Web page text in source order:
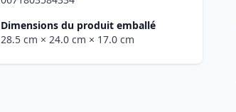
Dimensions du produit emballé
28.5 cm × 24.0 cm × 17.0 cm